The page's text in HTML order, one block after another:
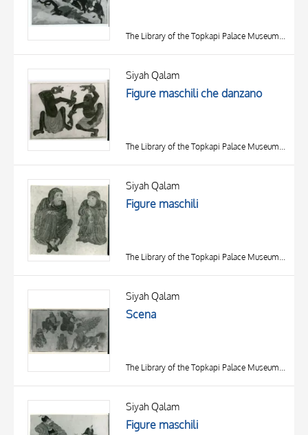
The Library of the Topkapi Palace Museum, Istanbul
Siyah Qalam
Figure maschili che danzano
The Library of the Topkapi Palace Museum, Istanbul
Siyah Qalam
Figure maschili
The Library of the Topkapi Palace Museum, Istanbul
Siyah Qalam
Scena
The Library of the Topkapi Palace Museum, Istanbul
Siyah Qalam
Figure maschili